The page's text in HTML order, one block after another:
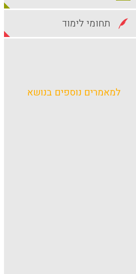
תחומי לימוד
למאמרים נוספים בנושא